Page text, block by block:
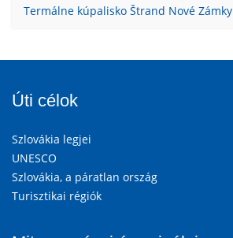
Termálne kúpalisko Štrand Nové Zámky
Úti célok
Szlovákia legjei
UNESCO
Szlovákia, a páratlan ország
Turisztikai régiók